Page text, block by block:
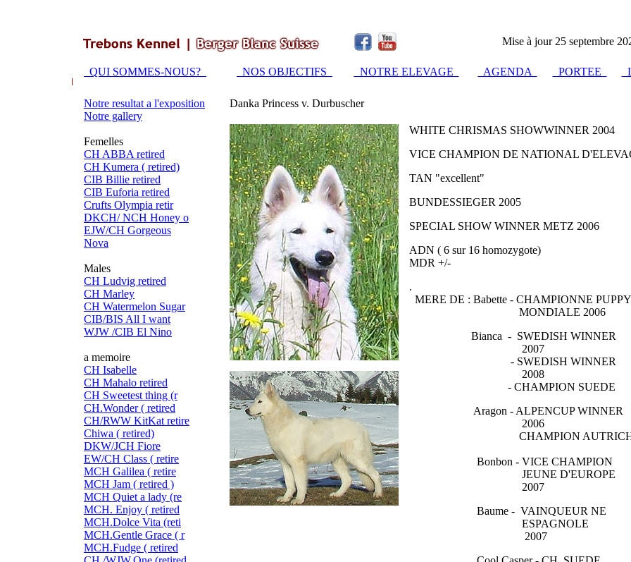
Mise à jour 25 septembre
QUI SOMMES-NOUS? NOS OBJECTIFS NOTRE ELEVAGE AGENDA PORTEE
Notre resultat a l'exposition
Notre gallery
Femelles
CH ABBA retired
CH Kumera ( retired)
CIB Billie retired
CIB Euforia retired
Crufts Olympia retir
DKCH/ NCH Honey o
EJW/CH Gorgeous
Nova
Males
CH Ludvig retired
CH Marley
CH Watermelon Sugar
CIB/BIS All I want
WJW /CIB El Nino
a memoire
CH Isabelle
CH Mahalo retired
CH Sweetest thing (r
CH.Wonder ( retired
CH/RWW KitKat retire
Chiwa ( retired)
DKW/JCH Fiore
EW/CH Class ( retire
MCH Galilea ( retire
MCH Jam ( retired )
MCH Quiet a lady (re
MCH. Enjoy ( retired
MCH.Dolce Vita (reti
MCH.Gentle Grace ( r
MCH.Fudge ( retired
Danka Princess v. Durbuscher
WHITE CHRISMAS SHOWWINNER 2004
VICE CHAMPION DE NATIONAL
TAN "excellent"
BUNDESSIEGER 2005
SPECIAL SHOW WINNER METZ 2006
ADN ( 6 sur 16 homozygote)
MDR +/-
.
MERE DE : Babette - CHAMPIONNE PUPPY
MONDIALE 2006
Bianca - SWEDISH WINNER
2007
- SWEDISH WINNER
2008
- CHAMPION SUEDE
Aragon - ALPENCUP WINNER
2006
CHAMPION
Bonbon - VICE CHAMPION
JEUNE D'EUROPE
2007
Baume - VAINQUEUR NE
ESPAGNOLE
2007